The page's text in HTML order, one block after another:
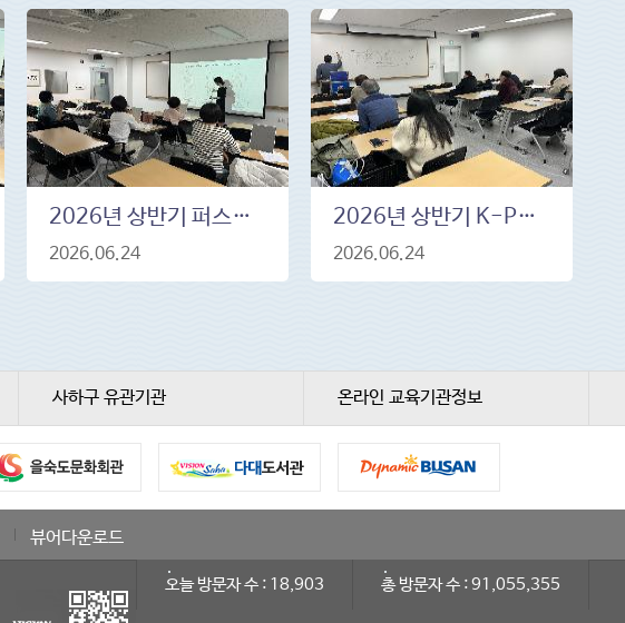
2026년 상반기 퍼스널 이미지 메이킹(야간) 3.18.(수)~ 3.25.(수) 19~21시
2026.06.24
2026년 상반기 K-POP 감성 캘리그라피&인장굿즈 3.11.(수)~ 7.1.(수) 19~21시
2026.06.24
사하구 유관기관 온라인 교육기관정보
뷰어다운로드
오늘 방문자 수 : 18,903
총 방문자 수 : 91,055,355